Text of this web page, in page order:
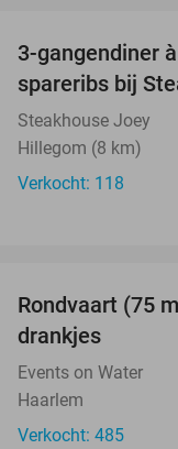
3-gangendiner
spareribs bij
Steakhouse Joey
Hillegom (8 km)
Verkocht: 118
Rondvaart (75
drankjes
Events on Water
Haarlem
Verkocht: 485